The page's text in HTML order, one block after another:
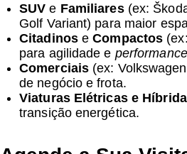
SUV e Familiares(ex:
Golf Variant) para maior
CitadinoseCompactos
para agilidade e performance
Comerciais (ex:
de negócio e frota.
Viaturas Elétricas e
transição energética.